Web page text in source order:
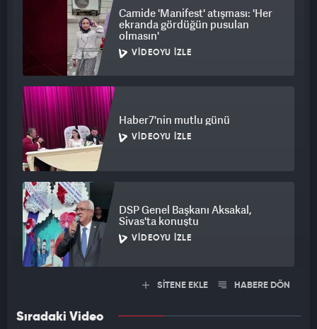
Camide 'Manifest' atışması: 'Her
ekranda gördüğün pusulan
olmasın'
VIDEOYU İZLE
Haber7'nin mutlu günü
VIDEOYU İZLE
DSP Genel Başkanı Aksakal,
Sivas'ta konuştu
VIDEOYU İZLE
SİTENE EKLE HABERE DÖN
Sıradaki Video